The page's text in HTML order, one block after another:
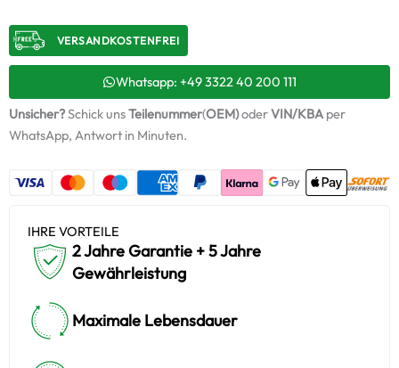
Menge
VERSANDKOSTENFREI​
Whatsapp: +49 3322 40 200 111
Unsicher?Schick unsTeilenummer(OEM)oderVIN/KBAper
WhatsApp, Antwort in Minuten.
IHRE VORTEILE
2 Jahre Garantie + 5 Jahre
Gewährleistung
Maximale Lebensdauer